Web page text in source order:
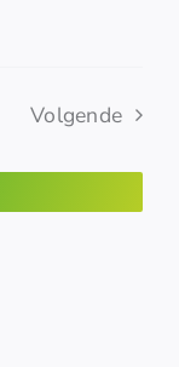
Volgende